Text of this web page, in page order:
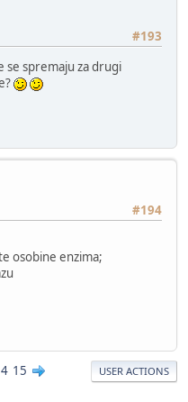
#193
se spremaju za drugi
#194
osobine enzima;
15 USER ACTIONS